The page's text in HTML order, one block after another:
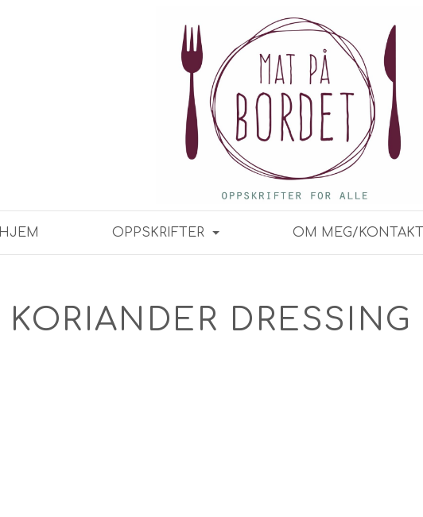
HJEM OPPSKRIFTER OM MEG/KONTAKT
KORIANDER DRESSING